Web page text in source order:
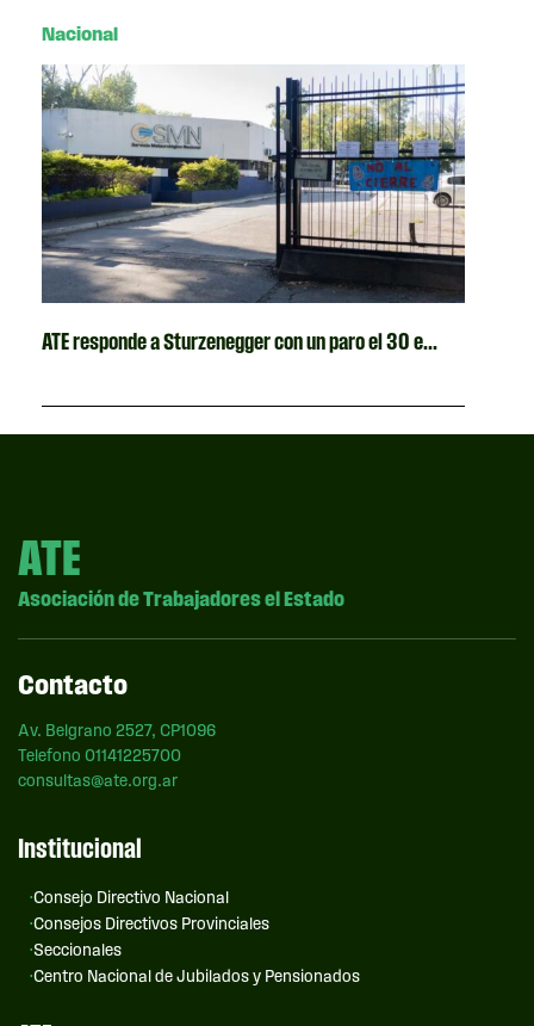
Nacional
ATE responde a Sturzenegger con un paro el 30 e...
ATE
Asociación de Trabajadores el Estado
Contacto
Av. Belgrano 2527, CP1096
Telefono 01141225700
consultas@ate.org.ar
Institucional
Consejo Directivo Nacional
Consejos Directivos Provinciales
Seccionales
Centro Nacional de Jubilados y Pensionados